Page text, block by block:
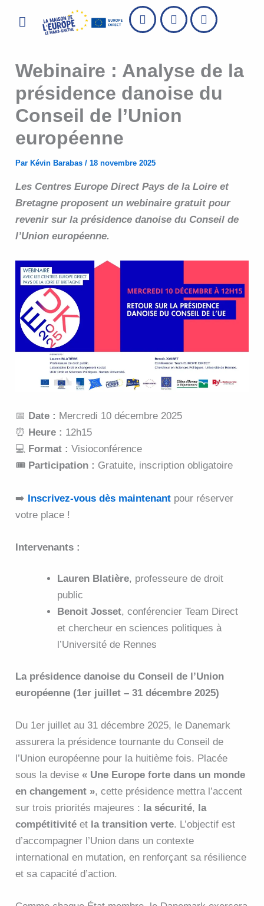
Menu
Webinaire : Analyse de la
présidence danoise du
Conseil de l’Union
européenne
Par Kévin Barabas/18 novembre 2025
Les Centres Europe Direct Pays de la Loire et
Bretagne proposent un webinaire gratuit pour
revenir sur la présidence danoise du Conseil de
l’Union européenne.
📅 Date : Mercredi 10 décembre 2025
⏰ Heure : 12h15
💻 Format : Visioconférence
🎟️ Participation : Gratuite, inscription obligatoire
➡️ Inscrivez-vous dès maintenant pour réserver
votre place !
Intervenants :
Lauren Blatière, professeure de droit
public
Benoit Josset, conférencier Team Direct
et chercheur en sciences politiques à
l’Université de Rennes
La présidence danoise du Conseil de l’Union
européenne (1er juillet – 31 décembre 2025)
Du 1er juillet au 31 décembre 2025, le Danemark
assurera la présidence tournante du Conseil de
l’Union européenne pour la huitième fois. Placée
sous la devise« Une Europe forte dans un monde
en changement », cette présidence mettra l’accent
sur trois priorités majeures : la sécurité, la
compétitivité et la transition verte. L’objectif est
d’accompagner l’Union dans un contexte
international en mutation, en renforçant sa résilience
et sa capacité d’action.